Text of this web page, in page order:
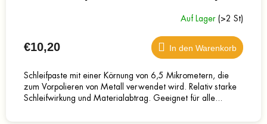
Auf Lager (>2 St)
€10,20 In den Warenkorb
Schleifpaste mit einer Körnung von 6,5 Mikrometern, die
zum Vorpolieren von Metall verwendet wird. Relativ starke
Schleifwirkung und Materialabtrag. Geeignet für alle...